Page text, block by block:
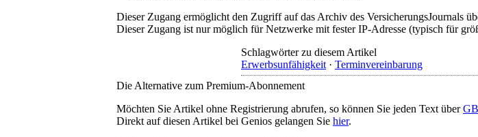
Dieser Zugang ermöglicht den Zugriff auf das Archiv des VersicherungsJournals
Dieser Zugang ist nur möglich für Netzwerke mit fester IP-Adresse (typisch für
Schlagwörter zu diesem Artikel
Erwerbsunfähigkeit · Terminvereinbarung
Die Alternative zum Premium-Abonnement
Möchten Sie Artikel ohne Registrierung abrufen, so können Sie jeden Text über
Direkt auf diesen Artikel bei Genios gelangen Sie hier.